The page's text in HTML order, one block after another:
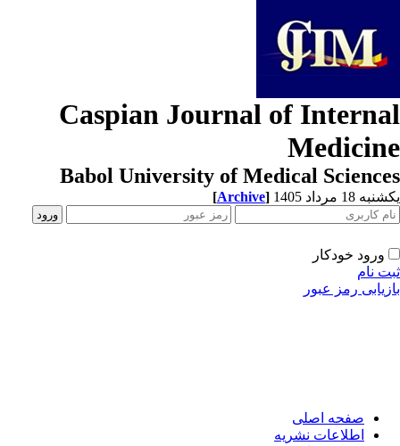
Caspian Journal of
Babol University of Medical
18 مرداد 1405 [Archive]
ورود خودکار
نام
رمز عبور
صفحه اصلی
اطلاعات نشریه